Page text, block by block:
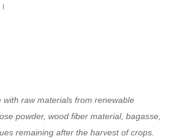
with raw materials from renewable
powder, wood fiber material, bagasse,
remaining after the harvest of crops.